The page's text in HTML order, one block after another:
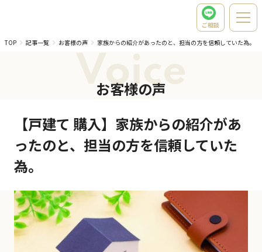
ご相談
TOP
記事一覧 お客様の声 家族からの紹介があったのと、担当の方を信頼していた為。
Voice
お客様の声
【戸建て 購入】家族からの紹介があ
ったのと、担当の方を信頼していた
為。